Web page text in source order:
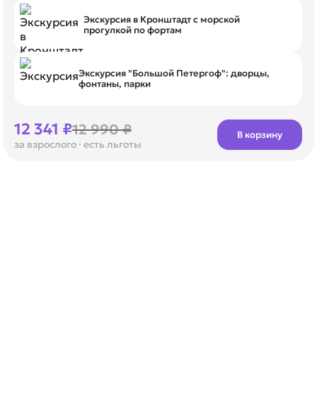
Экскурсия в Кронштадт с морской
прогулкой по фортам
Экскурсия "Большой Петергоф": дворцы,
фонтаны, парки
12 341 ₽12 990 ₽
за взрослого · есть льготы
В корзину